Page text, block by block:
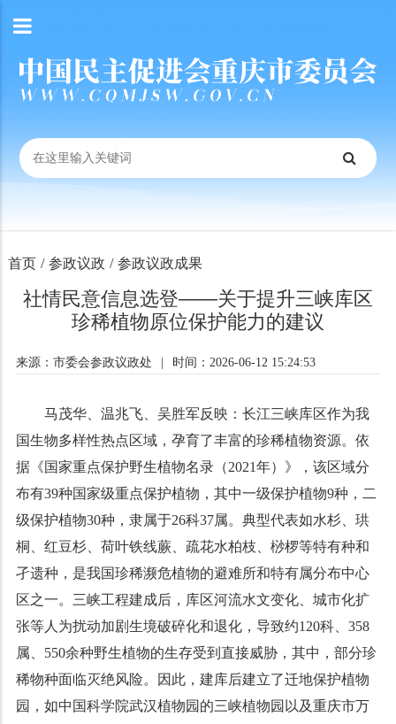
首页 / 参政议政 / 参政议政成果
社情民意信息选登——关于提升三峡库区
珍稀植物原位保护能力的建议
来源：市委会参政议政处 时间：2026-06-12 15:24:53
马茂华、温兆飞、吴胜军反映： 长江三峡库区作为我
国生物多样性热点区域，孕育了丰富的珍稀植物资源。依
据《国家重点保护野生植物名录（2021年）》，该区域分
布有39种国家级重点保护植物，其中一级保护植物9种，二
级保护植物30种，隶属于26科37属。典型代表如水杉、珙
桐、红豆杉、荷叶铁线蕨、疏花水柏枝、桫椤等特有种和
孑遗种，是我国珍稀濒危植物的避难所和特有属分布中心
区之一。三峡工程建成后，库区河流水文变化、城市化扩
张等人为扰动加剧生境破碎化和退化，导致约120科、 358
属、 550余种野生植物的生存受到直接威胁，其中，部分珍
稀物种面临灭绝风险。因此，建库后建立了迁地保护植物
园，如中国科学院武汉植物园的三峡植物园以及重庆市万